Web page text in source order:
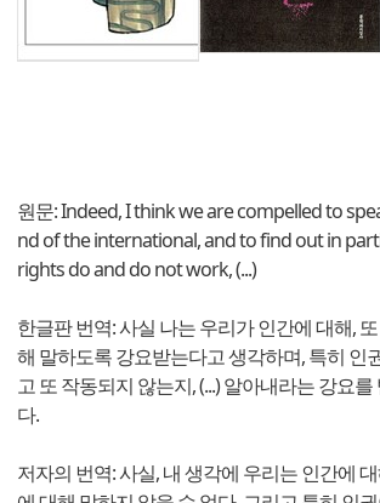
원문: Indeed, I think we are compelled to
nd of the international, and to find out in
rights do and do not work, (...)
한글판 번역: 사실 나는 우리가 인간에 대해,
해 말하도록 강요받는다고 생각하며, 특히 인
고 또 작동되지 않는지, (...) 알아내라는 강요
다.
저자의 번역: 사실, 내 생각에 우리는 인간에